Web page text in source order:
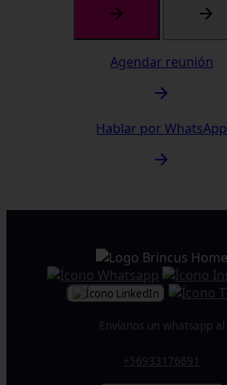
Agendar reunión
Hablar por WhatsApp
Envíanos un whatsapp al
+56933176691